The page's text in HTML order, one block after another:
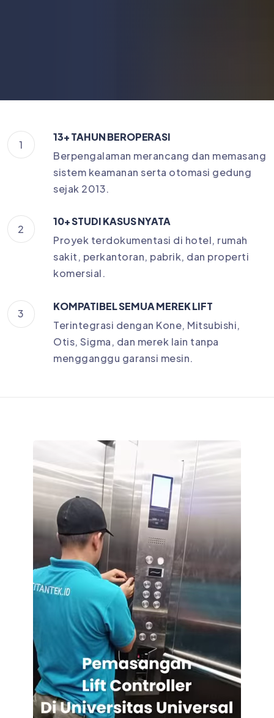
1
13+ TAHUN BEROPERASI
Berpengalaman merancang dan memasang
sistem keamanan serta otomasi gedung
sejak 2013.
2
10+ STUDI KASUS NYATA
Proyek terdokumentasi di hotel, rumah
sakit, perkantoran, pabrik, dan properti
komersial.
3
KOMPATIBEL SEMUA MEREK LIFT
Terintegrasi dengan Kone, Mitsubishi,
Otis, Sigma, dan merek lain tanpa
mengganggu garansi mesin.